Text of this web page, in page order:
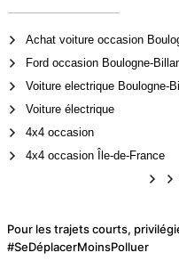
Achat voiture occasion
Ford occasion Boulogne-
Voiture electrique Boulogne-
Voiture électrique
4x4 occasion
4x4 occasion Île-de-France
Pour les trajets courts,
#SeDéplacerMoinsPolluer